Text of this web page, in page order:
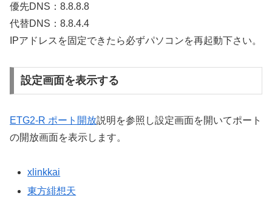
優先DNS：8.8.8.8
代替DNS：8.8.4.4
IPアドレスを固定できたら必ずパソコンを再起動下さい。
設定画面を表示する
ETG2-R ポート開放説明を参照し設定画面を開いてポート
の開放画面を表示します。
xlinkkai
東方緋想天